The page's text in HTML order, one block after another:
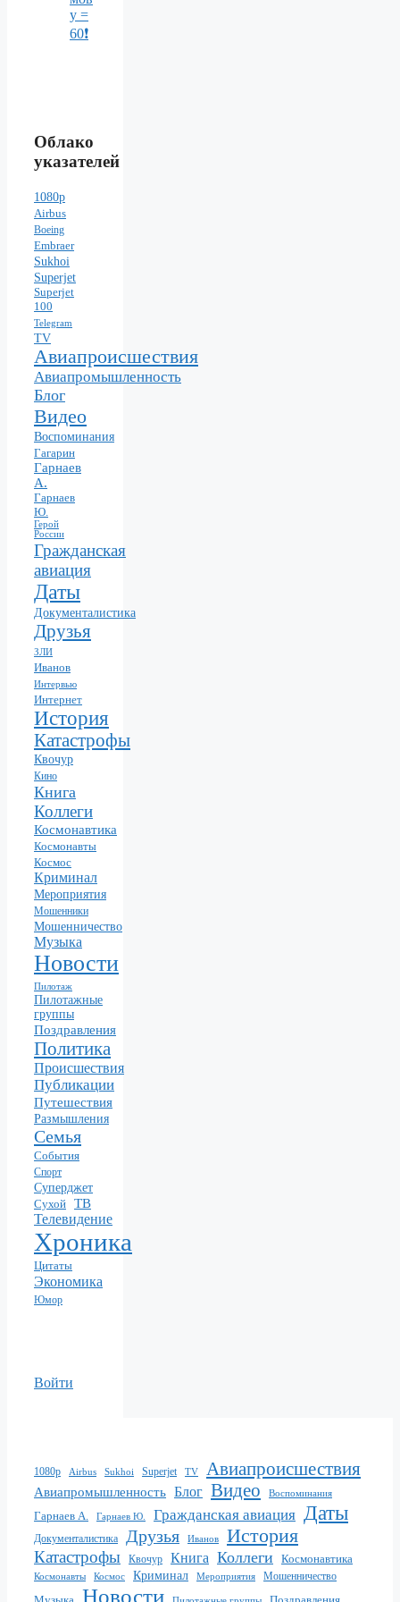
у =
60❗️
Облако
указателей
1080p
Airbus
Boeing
Embraer
Sukhoi
Superjet
Superjet
100
Telegram
TV
Авиапроисшествия
Авиапромышленность
Блог
Видео
Воспоминания
Гагарин
Гарнаев
А.
Гарнаев
Ю.
Герой
России
Гражданская
авиация
Даты
Документалистика
Друзья
ЗЛИ
Иванов
Интервью
Интернет
История
Катастрофы
Квочур
Кино
Книга
Коллеги
Космонавтика
Космонавты
Космос
Криминал
Мероприятия
Мошенники
Мошенничество
Музыка
Новости
Пилотаж
Пилотажные
группы
Поздравления
Политика
Происшествия
Публикации
Путешествия
Размышления
Семья
События
Спорт
Суперджет
Сухой ТВ
Телевидение
Хроника
Цитаты
Экономика
Юмор
Войти
1080p Airbus Sukhoi Superjet TV Авиапроисшествия
Авиапромышленность Блог Видео Воспоминания
Гарнаев А. Гарнаев Ю. Гражданская авиация Даты
Документалистика Друзья Иванов История
Катастрофы Квочур Книга Коллеги Космонавтика
Космонавты Космос Криминал Мероприятия Мошенничество
Новости